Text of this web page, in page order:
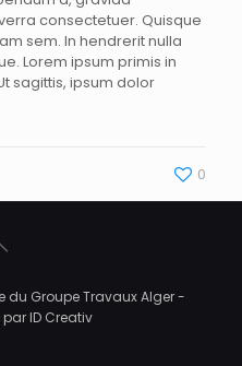
consectetuer. Quisque
sem. In hendrerit nulla
Lorem ipsum primis in
sagittis, ipsum dolor
0
du Groupe Travaux Alger -
ID Creativ